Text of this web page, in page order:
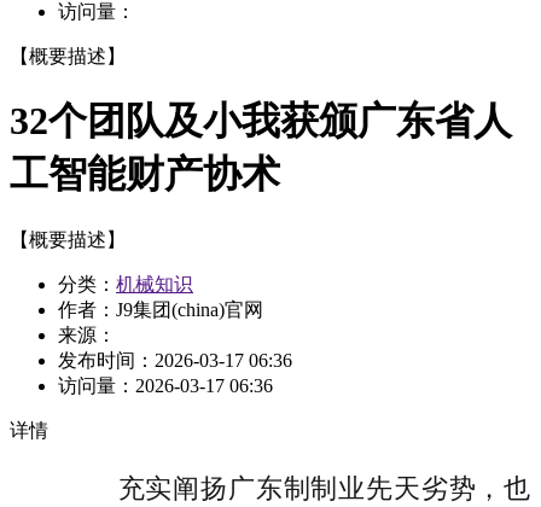
访问量：
【概要描述】
32个团队及小我获颁广东省人
工智能财产协术
【概要描述】
分类： 机械知识
作者：J9集团(china)官网
来源：
发布时间： 2026-03-17 06:36
访问量： 2026-03-17 06:36
详情
充实阐扬广东制制业先天劣势，也